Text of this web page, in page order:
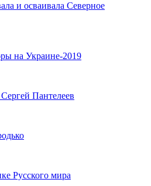
и осваивала Северное
на Украине-2019
Пантелеев
Русского мира